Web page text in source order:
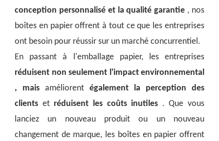
conception personnalisé et la qualité garantie , nos
boîtes en papier offrent à tout ce que les entreprises
ont besoin pour réussir sur un marché concurrentiel.
En passant à l'emballage papier, les entreprises
réduisent non seulement l'impact environnemental
, mais améliorent également la perception des
clients et réduisent les coûts inutiles . Que vous
lanciez un nouveau produit ou un nouveau
changement de marque, les boîtes en papier offrent